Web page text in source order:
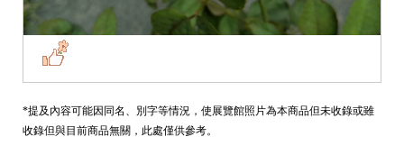
*提及內容可能因同名、別字等情況，使展覽館照片為本商品但未收錄或雖
收錄但與目前商品無關，此處僅供參考。